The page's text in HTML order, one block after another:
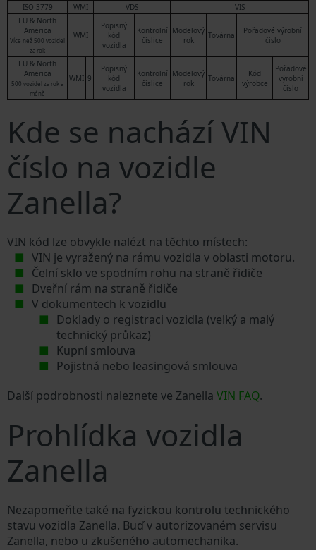
ISO 3779
WMI VDS
VIS
EU & North
America
Více než 500 vozidel
za rok
WMI
Popisný
kód
vozidla
Kontrolní
číslice
Modelový
rok
Továrna
Pořadové výrobní
číslo
EU & North
America
500 vozidel za rok a
méně
WMI 9
Popisný
kód
vozidla
Kontrolní
číslice
Modelový
rok
Továrna
Kód
výrobce
Pořadové
výrobní
číslo
Kde se nachází VIN
číslo na vozidle
Zanella?
VIN kód lze obvykle nalézt na těchto místech:
VIN je vyražený na rámu vozidla v oblasti motoru.
Čelní sklo ve spodním rohu na straně řidiče
Dveřní rám na straně řidiče
V dokumentech k vozidlu
Doklady o registraci vozidla (velký a malý
technický průkaz)
Kupní smlouva
Pojistná nebo leasingová smlouva
Další podrobnosti naleznete ve Zanella VIN FAQ.
Prohlídka vozidla
Zanella
Nezapomeňte také na fyzickou kontrolu technického
stavu vozidla Zanella. Buď v autorizovaném servisu
Zanella, nebo u zkušeného automechanika.